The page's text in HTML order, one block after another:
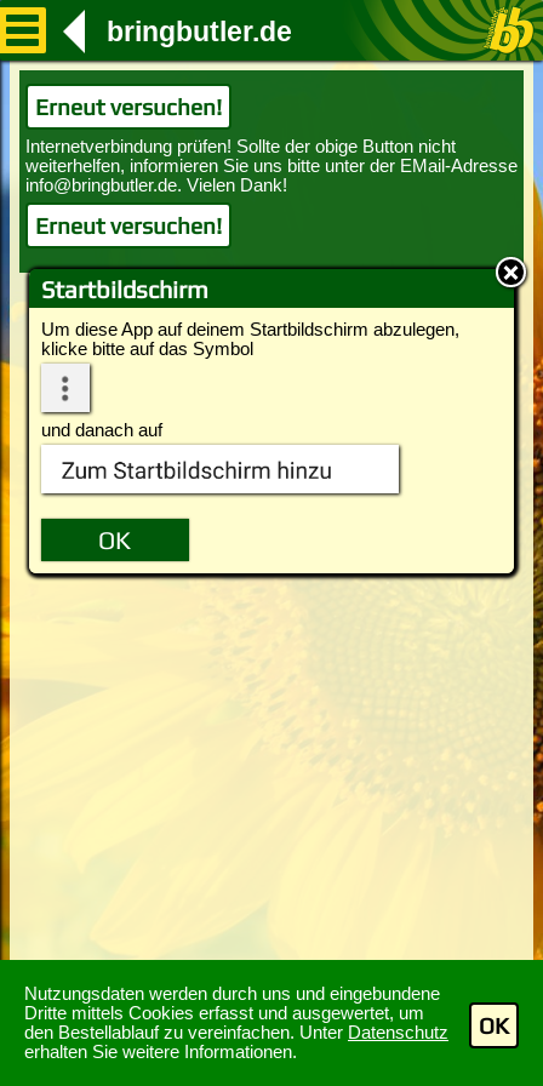
Nutzungsdaten werden durch uns und eingebundene
Dritte mittels Cookies erfasst und ausgewertet, um
den Bestellablauf zu vereinfachen. Unter Datenschutz
erhalten Sie weitere Informationen.
OK
Startbildschirm
Um diese App auf deinem Startbildschirm abzulegen,
klicke bitte auf das Symbol
und danach auf
bringbutler.de
Erneut versuchen!
Erneut versuchen!